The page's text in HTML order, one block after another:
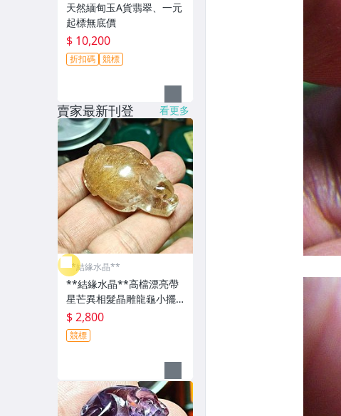
天然緬甸玉A貨翡翠、一元
起標無底價
$ 10,200
折扣碼 競標
賣家最新刊登 看更多
**結緣水晶**
**結緣水晶**高檔漂亮帶
星芒異相髮晶雕龍龜小擺
件33.1公克(7-17),週年慶
回饋金開跑,詳情請參考商
品描述!
$ 2,800
競標